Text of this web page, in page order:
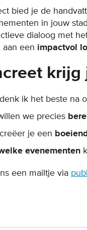
bied je de
in jouw
dialoog met
een impactvol
krijg
ik het beste na
we precies
je een
evenementen
een mailtje via